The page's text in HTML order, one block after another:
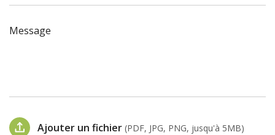
Message
Ajouter un fichier (PDF, JPG, PNG, jusqu'à 5MB)